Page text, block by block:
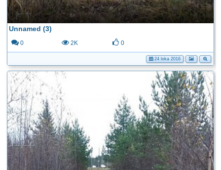
Unnamed (3)
0 2K 0
24 loka 2016